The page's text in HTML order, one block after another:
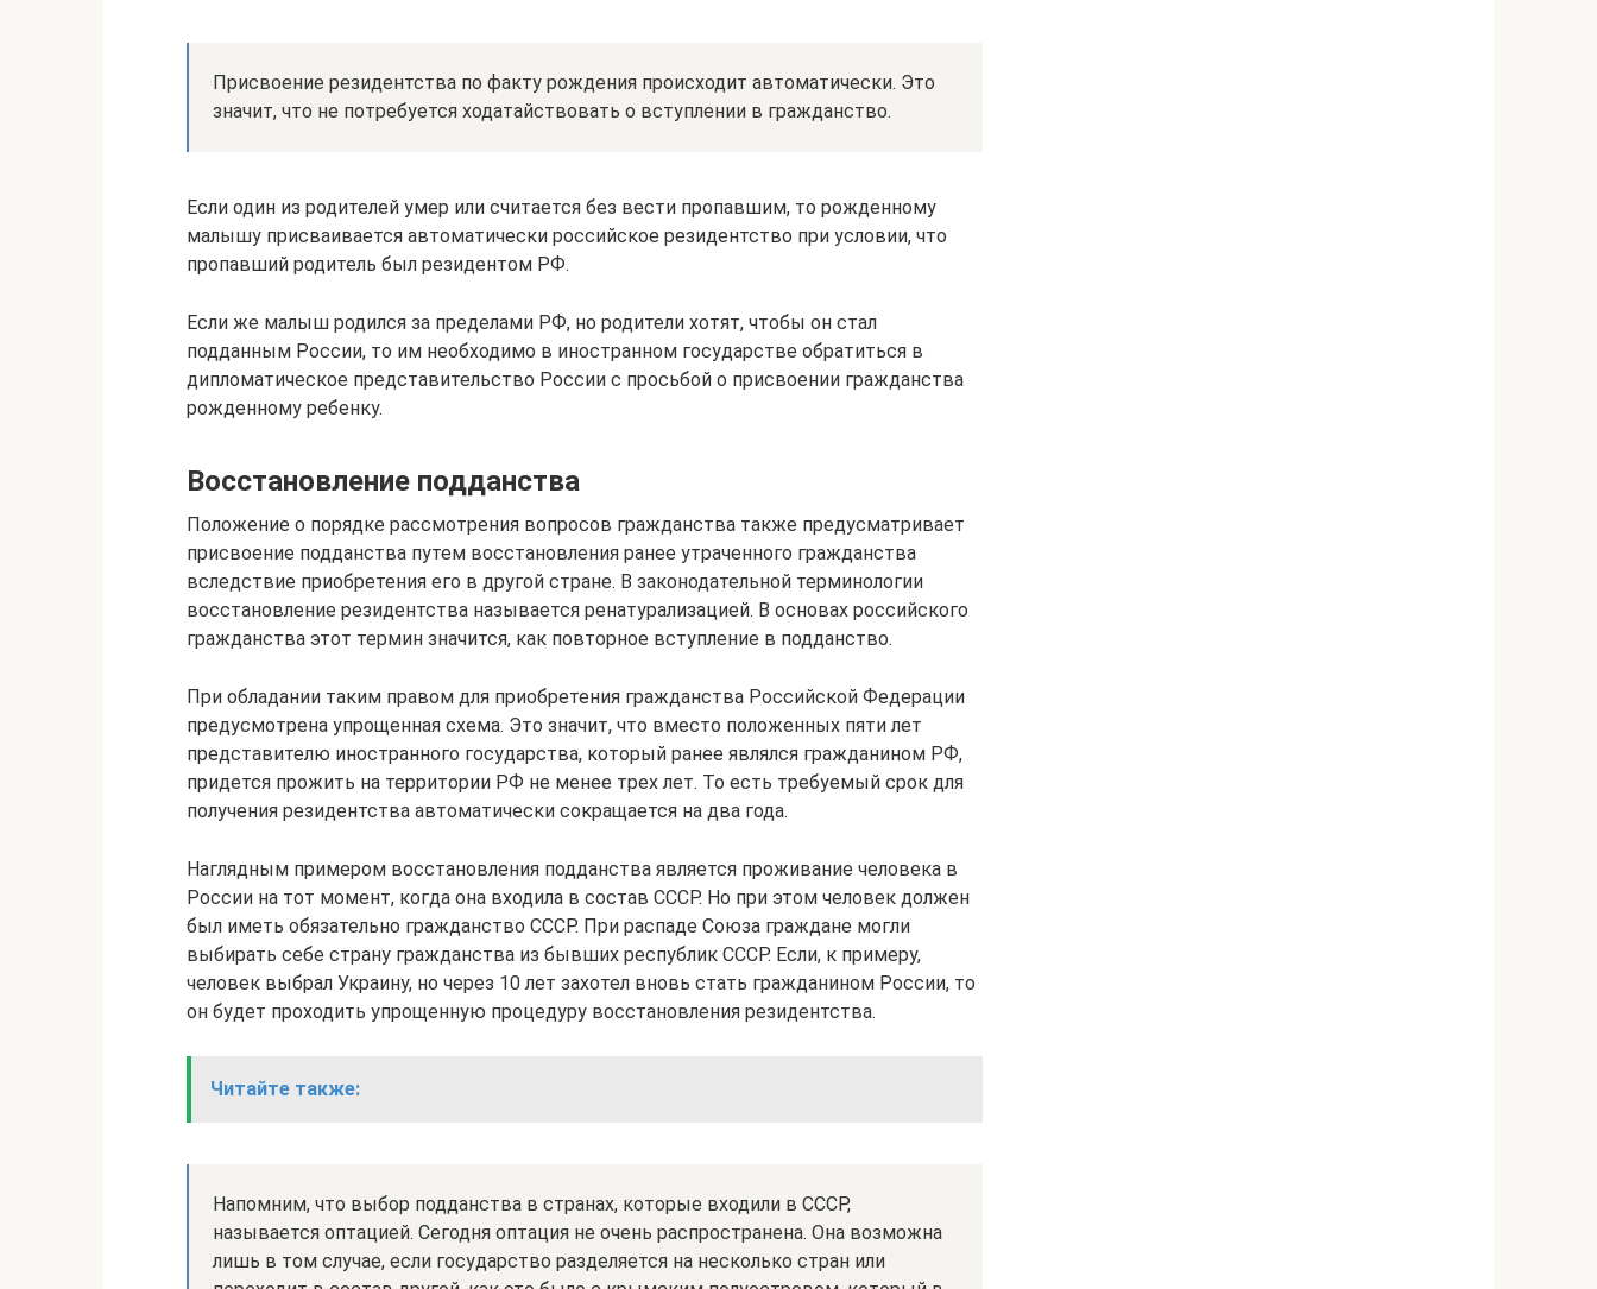
Присвоение резидентства по факту рождения происходит автоматически. Это
значит, что не потребуется ходатайствовать о вступлении в гражданство.
Если один из родителей умер или считается без вести пропавшим, то рожденному
малышу присваивается автоматически российское резидентство при условии, что
пропавший родитель был резидентом РФ.
Если же малыш родился за пределами РФ, но родители хотят, чтобы он стал
подданным России, то им необходимо в иностранном государстве обратиться в
дипломатическое представительство России с просьбой о присвоении гражданства
рожденному ребенку.
Восстановление подданства
Положение о порядке рассмотрения вопросов гражданства также предусматривает
присвоение подданства путем восстановления ранее утраченного гражданства
вследствие приобретения его в другой стране. В законодательной терминологии
восстановление резидентства называется ренатурализацией. В основах российского
гражданства этот термин значится, как повторное вступление в подданство.
При обладании таким правом для приобретения гражданства Российской Федерации
предусмотрена упрощенная схема. Это значит, что вместо положенных пяти лет
представителю иностранного государства, который ранее являлся гражданином РФ,
придется прожить на территории РФ не менее трех лет. То есть требуемый срок для
получения резидентства автоматически сокращается на два года.
Наглядным примером восстановления подданства является проживание человека в
России на тот момент, когда она входила в состав СССР. Но при этом человек должен
был иметь обязательно гражданство СССР. При распаде Союза граждане могли
выбирать себе страну гражданства из бывших республик СССР. Если, к примеру,
человек выбрал Украину, но через 10 лет захотел вновь стать гражданином России, то
он будет проходить упрощенную процедуру восстановления резидентства.
Читайте также:
Напомним, что выбор подданства в странах, которые входили в СССР,
называется оптацией. Сегодня оптация не очень распространена. Она возможна
лишь в том случае, если государство разделяется на несколько стран или